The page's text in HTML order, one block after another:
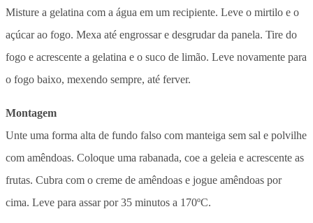
Misture a gelatina com a água em um recipiente. Leve o mirtilo e o
açúcar ao fogo. Mexa até engrossar e desgrudar da panela. Tire do
fogo e acrescente a gelatina e o suco de limão. Leve novamente para
o fogo baixo, mexendo sempre, até ferver.
Montagem
Unte uma forma alta de fundo falso com manteiga sem sal e polvilhe
com amêndoas. Coloque uma rabanada, coe a geleia e acrescente as
frutas. Cubra com o creme de amêndoas e jogue amêndoas por
cima. Leve para assar por 35 minutos a 170ºC.